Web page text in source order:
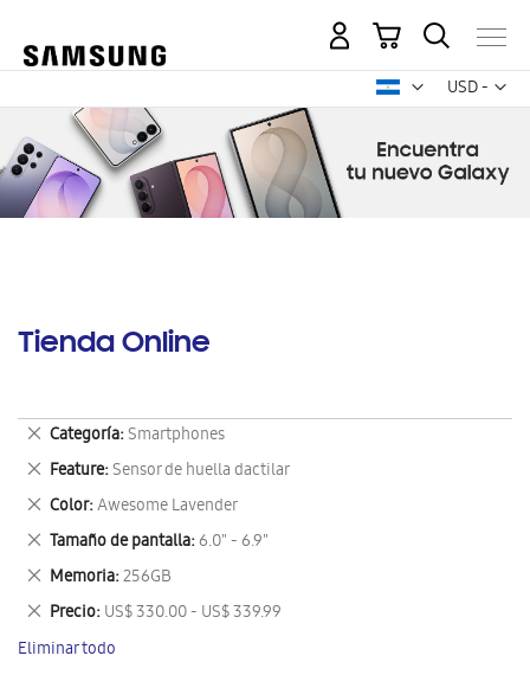
USD -
dólar
Mi carrito
Tienda Online
Categoría Smartphones
Eliminar
este
artículo
Feature Sensor de huella dactilar
Eliminar
este
artículo
Color Awesome Lavender
Eliminar
este
artículo
Tamaño de pantalla 6.0" - 6.9"
Eliminar
este
artículo
Memoria 256GB
Eliminar
este
artículo
Precio US$ 330.00 - US$ 339.99
Eliminar
este
artículo
Eliminar todo